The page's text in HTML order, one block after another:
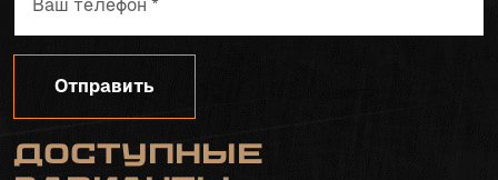
Отправить
Доступные